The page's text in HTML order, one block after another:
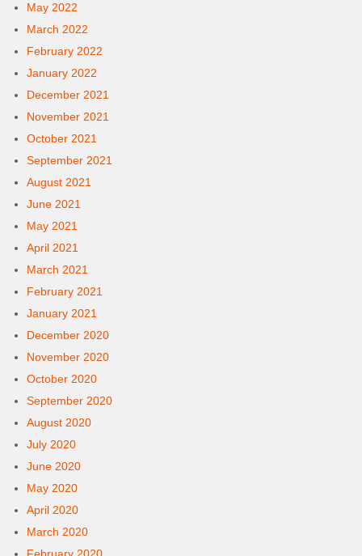
May 2022
March 2022
February 2022
January 2022
December 2021
November 2021
October 2021
September 2021
August 2021
June 2021
May 2021
April 2021
March 2021
February 2021
January 2021
December 2020
November 2020
October 2020
September 2020
August 2020
July 2020
June 2020
May 2020
April 2020
March 2020